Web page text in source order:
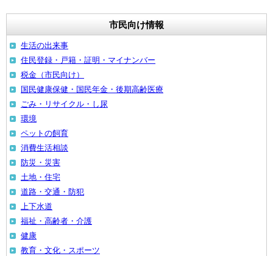
市民向け情報
生活の出来事
住民登録・戸籍・証明・マイナンバー
税金（市民向け）
国民健康保健・国民年金・後期高齢医療
ごみ・リサイクル・し尿
環境
ペットの飼育
消費生活相談
防災・災害
土地・住宅
道路・交通・防犯
上下水道
福祉・高齢者・介護
健康
教育・文化・スポーツ